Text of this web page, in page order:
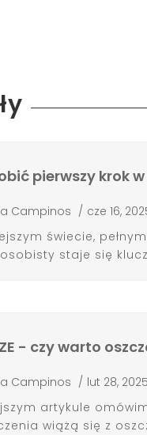
pierwszy krok
Campinos / cze 16,
świecie,
staje się
- czy warto
Campinos / lut 28, 2025
artykule
wiążą się z